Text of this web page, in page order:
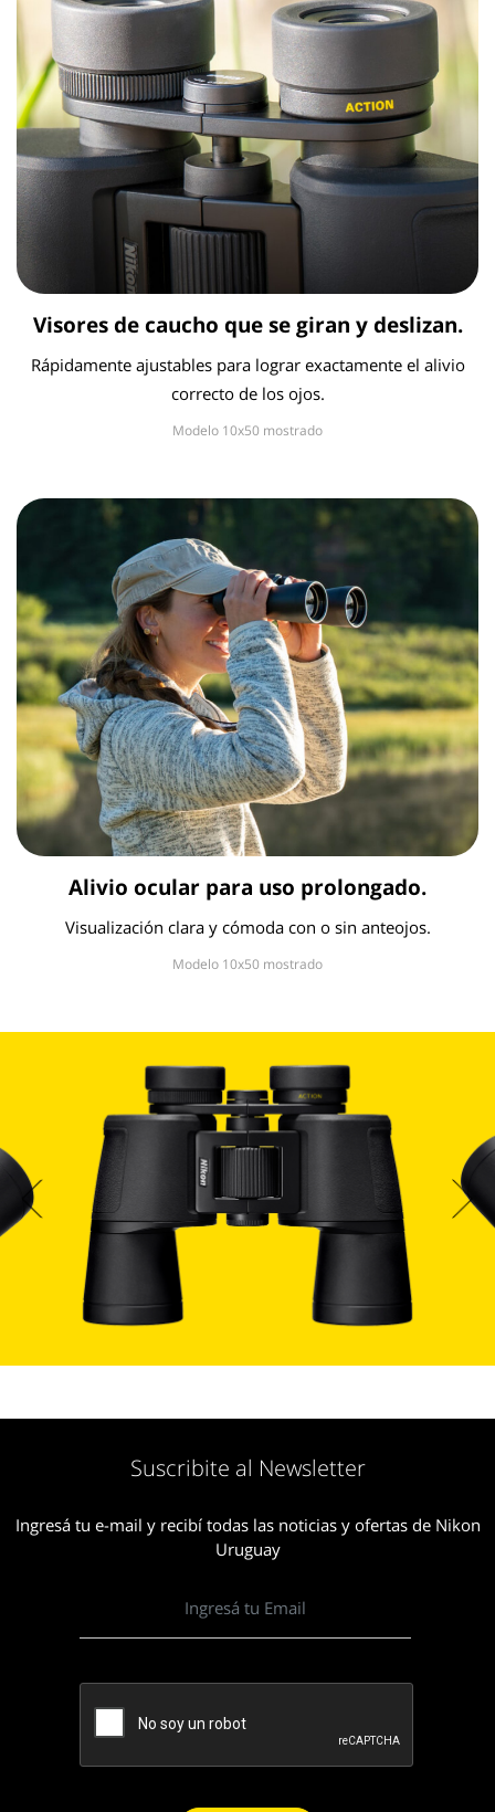
Visores de caucho que se giran y deslizan.
Rápidamente ajustables para lograr exactamente el alivio
correcto de los ojos.
Modelo 10x50 mostrado
Alivio ocular para uso prolongado.
Visualización clara y cómoda con o sin anteojos.
Modelo 10x50 mostrado
Suscribite al Newsletter
Ingresá tu e-mail y recibí todas las noticias y ofertas de Nikon
Uruguay